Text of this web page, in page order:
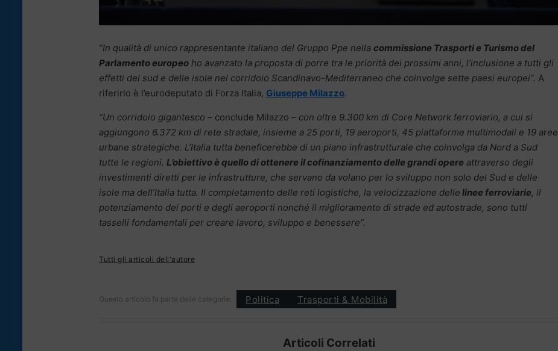
“In qualità di unico rappresentante italiano del Gruppo Ppe nella commissione Trasporti e Turismo del
Parlamento europeo ho avanzato la proposta di porre tra le priorità dei prossimi anni, l’inclusione a tutti gli
effetti del sud e delle isole nel corridoio Scandinavo-Mediterraneo che coinvolge sette paesi europei”. A
riferirlo è l’eurodeputato di Forza Italia, Giuseppe Milazzo.
“Un corridoio gigantesco – conclude Milazzo – con oltre 9.300 km di Core Network ferroviario, a cui si
aggiungono 6.372 km di rete stradale, insieme a 25 porti, 19 aeroporti, 45 piattaforme multimodali e 19 aree
urbane strategiche. L’Italia tutta beneficerebbe di un piano infrastrutturale che coinvolga da Nord a Sud
tutte le regioni. L’obiettivo è quello di ottenere il cofinanziamento delle grandi opere attraverso degli
investimenti diretti per le infrastrutture, che servano da volano per lo sviluppo non solo del Sud e delle
isole ma dell’Italia tutta. Il completamento delle reti logistiche, la velocizzazione delle linee ferroviarie, il
potenziamento dei porti e degli aeroporti nonché il miglioramento di strade ed autostrade, sono tutti
tasselli fondamentali per creare lavoro, sviluppo e benessere”.
Tutti gli articoli dell'autore
Questo articolo fa parte delle categorie: Politica Trasporti & Mobilità
Articoli Correlati